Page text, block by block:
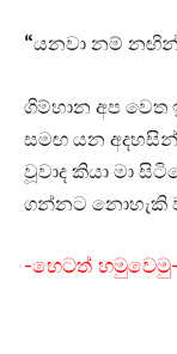
“යනවා නම්
ගිම්හාන අප වෙත
සමඟ යන
වූවාද කියා මා
ගන්නට නොහැකි
-හෙටත් හමුවෙමු-